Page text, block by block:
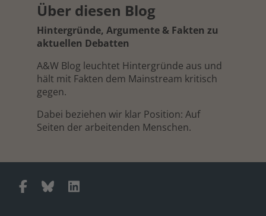
Über diesen Blog
Hintergründe, Argumente & Fakten zu
aktuellen Debatten
A&W Blog leuchtet Hintergründe aus und
hält mit Fakten dem Mainstream kritisch
gegen.
Dabei beziehen wir klar Position: Auf
Seiten der arbeitenden Menschen.